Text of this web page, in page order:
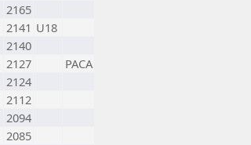
2165
2141 U18
2140
2127
PACA
2124
2112
2094
2085